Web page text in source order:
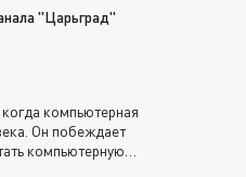
"Царьград"
компьютерная
Он побеждает
компьютерную